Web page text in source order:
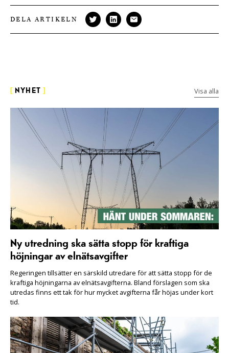
DELA ARTIKELN
NYHET Visa alla
Ny utredning ska sätta stopp för kraftiga
höjningar av elnätsavgifter
Regeringen tillsätter en särskild utredare för att sätta stopp för de
kraftiga höjningarna av elnätsavgifterna. Bland förslagen som ska
utredas finns ett tak för hur mycket avgifterna får höjas under kort
tid.